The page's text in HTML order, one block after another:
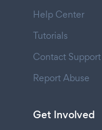
Help Center
Tutorials
Contact Support
Report Abuse
Get Involved